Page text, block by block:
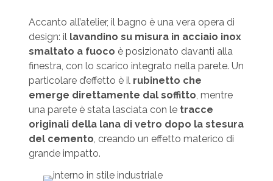
Accanto all’atelier, il bagno è una vera opera di
design: il lavandino su misura in acciaio inox
smaltato a fuoco è posizionato davanti alla
finestra, con lo scarico integrato nella parete. Un
particolare d’effetto è il rubinetto che
emerge direttamente dal soffitto, mentre
una parete è stata lasciata con le tracce
originali della lana di vetro dopo la stesura
del cemento, creando un effetto materico di
grande impatto.